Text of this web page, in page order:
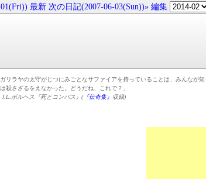
最新 次の日記(2007-06-03(Sun))» 編集
ラヤの太守がじつにみごとなサファイアを持っていることは、みんなが知
さざるをえなかった。どうだね、これで？」
J.L.ボルヘス『死とコンパス』(『伝奇集』 収録)